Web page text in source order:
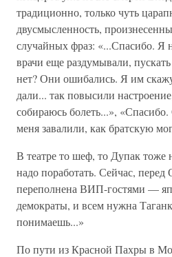
традиционно, только чуть
двусмысленность,
случайных фраз: «...Спасибо. Я
врачи еще раздумывали,
нет? Они ошибались. Я им
дали... так повысили
собираюсь болеть...»,
меня завалили, как братскую
В театре то шеф, то Дупак тоже
надо поработать. Сейчас,
переполнена ВИП-гостями —
демократы, и всем нужна
понимаешь...»
По пути из Красной Пахры в